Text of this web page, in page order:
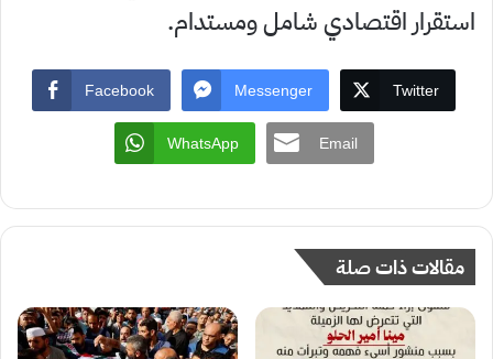
استقرار اقتصادي شامل ومستدام.
Facebook Messenger Twitter
WhatsApp Email
مقالات ذات صلة